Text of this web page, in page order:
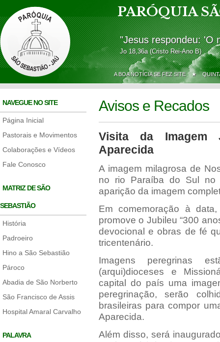
PARÓQUIA
"Jesus respondeu: 'O
Jo 18,36a (Cristo Rei-Ano B)
A BOA NOTÍCIA SE FEZ SITE ★
NAVEGUE NO SITE
Página Inicial
Pastorais e Movimentos
Colaborações e Vídeos
Fale Conosco
MATRIZ DE SÃO
SEBASTIÃO
História
Padroeiro
Hino a São Sebastião
Pároco
Abadia de São Norberto
São Francisco de Assis
Hospital Amaral Carvalho
PALAVRA
Avisos e Recados
Visita da Imagem
Aparecida
A imagem milagrosa de
no rio Paraíba do Sul no
aparição da imagem
Em comemoração à
promove o Jubileu “300
devocional e obras de fé
tricentenário.
Imagens peregrinas
(arqui)dioceses e
capital do país uma
peregrinação, serão
brasileiras para compor
Aparecida.
Além disso, será